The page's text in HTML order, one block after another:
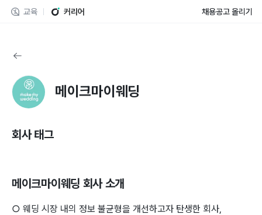
교육 커리어 채용공고 올리기
메이크마이웨딩
회사 태그
메이크마이웨딩 회사 소개
○ 웨딩 시장 내의 정보 불균형을 개선하고자 탄생한 회사,